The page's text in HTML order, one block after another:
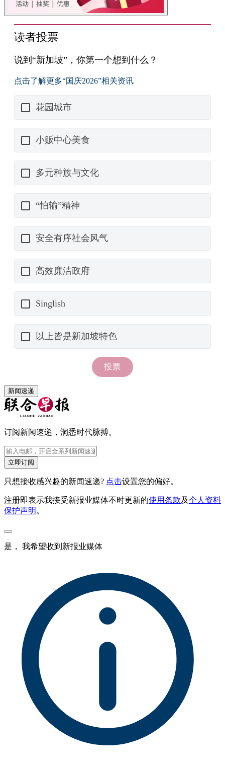
新闻速递
订阅新闻速递，洞悉时代脉搏。
立即订阅
只想接收感兴趣的新闻速递? 点击设置您的偏好。
注册即表示我接受新报业媒体不时更新的使用条款及个人资料
保护声明 。
是， 我希望收到新报业媒体